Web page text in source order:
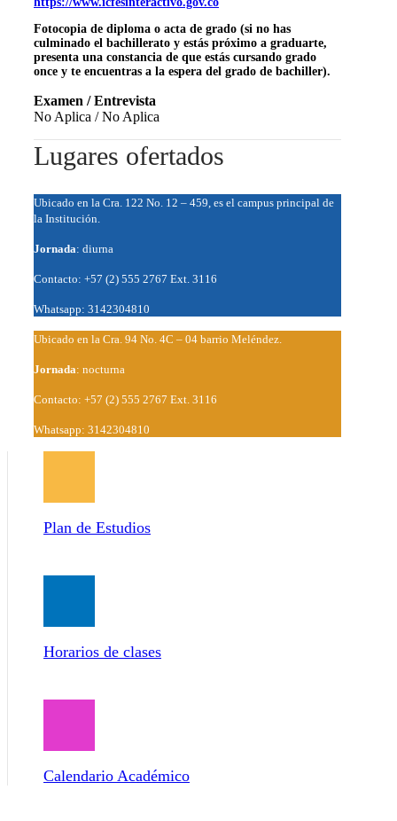
Fotocopia de diploma o acta de grado (si no has
culminado el bachillerato y estás próximo a graduarte,
presenta una constancia de que estás cursando grado
once y te encuentras a la espera del grado de bachiller).
Examen / Entrevista
No Aplica / No Aplica
Lugares ofertados
Ubicado en la Cra. 122 No. 12 – 459, es el campus principal de
la Institución.
Jornada: diurna
Contacto: +57 (2) 555 2767 Ext. 3116
Whatsapp: 3142304810
Ubicado en la Cra. 94 No. 4C – 04 barrio Meléndez.
Jornada: nocturna
Contacto: +57 (2) 555 2767 Ext. 3116
Whatsapp: 3142304810
Plan de Estudios
Horarios de clases
Calendario Académico